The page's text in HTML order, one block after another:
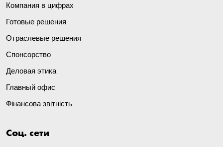
Компания в цифрах
Готовые решения
Отраслевые решения
Спонсорство
Деловая этика
Главный офис
Фінансова звітність
Соц. сети